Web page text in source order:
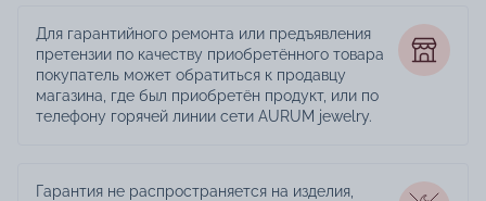
Для гарантийного ремонта или предъявления
претензии по качеству приобретённого товара
покупатель может обратиться к продавцу
магазина, где был приобретён продукт, или по
телефону горячей линии сети AURUM jewelry.
Гарантия не распространяется на изделия,